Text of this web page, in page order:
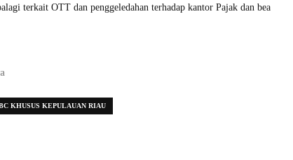
terkait OTT dan penggeledahan terhadap kantor Pajak dan bea
KHUSUS KEPULAUAN RIAU